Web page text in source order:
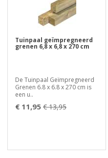
Tuinpaal geïmpregneerd
grenen 6,8 x 6,8 x 270 cm
De Tuinpaal Geïmpregneerd
Grenen 6.8 x 6.8 x 270 cm is
een u..
€ 11,95 € 13,95